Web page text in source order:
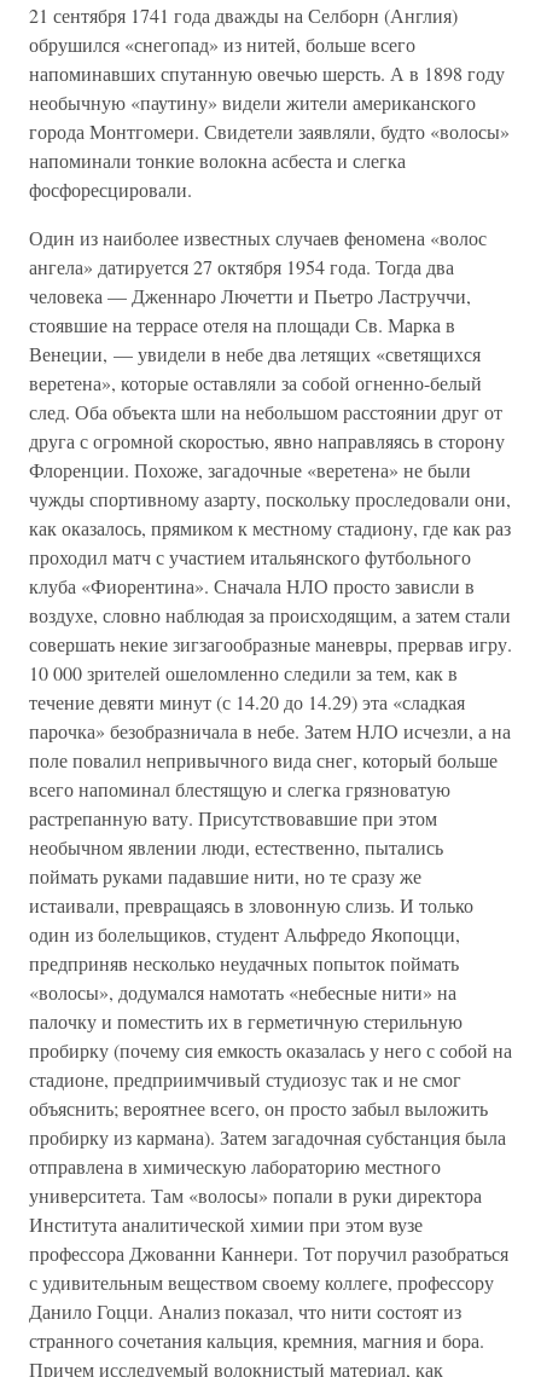
21 сентября 1741 года дважды на Селборн (Англия)
обрушился «снегопад» из нитей, больше всего
напоминавших спутанную овечью шерсть. А в 1898 году
необычную «паутину» видели жители американского
города Монтгомери. Свидетели заявляли, будто «волосы»
напоминали тонкие волокна асбеста и слегка
фосфоресцировали.
Один из наиболее известных случаев феномена «волос
ангела» датируется 27 октября 1954 года. Тогда два
человека — Дженнаро Лючетти и Пьетро Ластруччи,
стоявшие на террасе отеля на площади Св. Марка в
Венеции, — увидели в небе два летящих «светящихся
веретена», которые оставляли за собой огненно-белый
след. Оба объекта шли на небольшом расстоянии друг от
друга с огромной скоростью, явно направляясь в сторону
Флоренции. Похоже, загадочные «веретена» не были
чужды спортивному азарту, поскольку проследовали они,
как оказалось, прямиком к местному стадиону, где как раз
проходил матч с участием итальянского футбольного
клуба «Фиорентина». Сначала НЛО просто зависли в
воздухе, словно наблюдая за происходящим, а затем стали
совершать некие зигзагообразные маневры, прервав игру.
10 000 зрителей ошеломленно следили за тем, как в
течение девяти минут (с 14.20 до 14.29) эта «сладкая
парочка» безобразничала в небе. Затем НЛО исчезли, а на
поле повалил непривычного вида снег, который больше
всего напоминал блестящую и слегка грязноватую
растрепанную вату. Присутствовавшие при этом
необычном явлении люди, естественно, пытались
поймать руками падавшие нити, но те сразу же
истаивали, превращаясь в зловонную слизь. И только
один из болельщиков, студент Альфредо Якопоцци,
предприняв несколько неудачных попыток поймать
«волосы», додумался намотать «небесные нити» на
палочку и поместить их в герметичную стерильную
пробирку (почему сия емкость оказалась у него с собой на
стадионе, предприимчивый студиозус так и не смог
объяснить; вероятнее всего, он просто забыл выложить
пробирку из кармана). Затем загадочная субстанция была
отправлена в химическую лабораторию местного
университета. Там «волосы» попали в руки директора
Института аналитической химии при этом вузе
профессора Джованни Каннери. Тот поручил разобраться
с удивительным веществом своему коллеге, профессору
Данило Гоцци. Анализ показал, что нити состоят из
странного сочетания кальция, кремния, магния и бора.
Причем исследуемый волокнистый материал, как